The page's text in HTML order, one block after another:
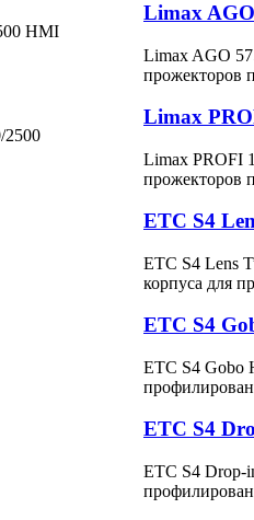
HMI
Limax
Limax AGO
прожекторов
2500
Limax
Limax PROFI
прожекторов
ETC S4
ETC S4 Lens
корпуса для
ETC S4
ETC S4 Gobo
ETC S4
ETC S4 Drop-